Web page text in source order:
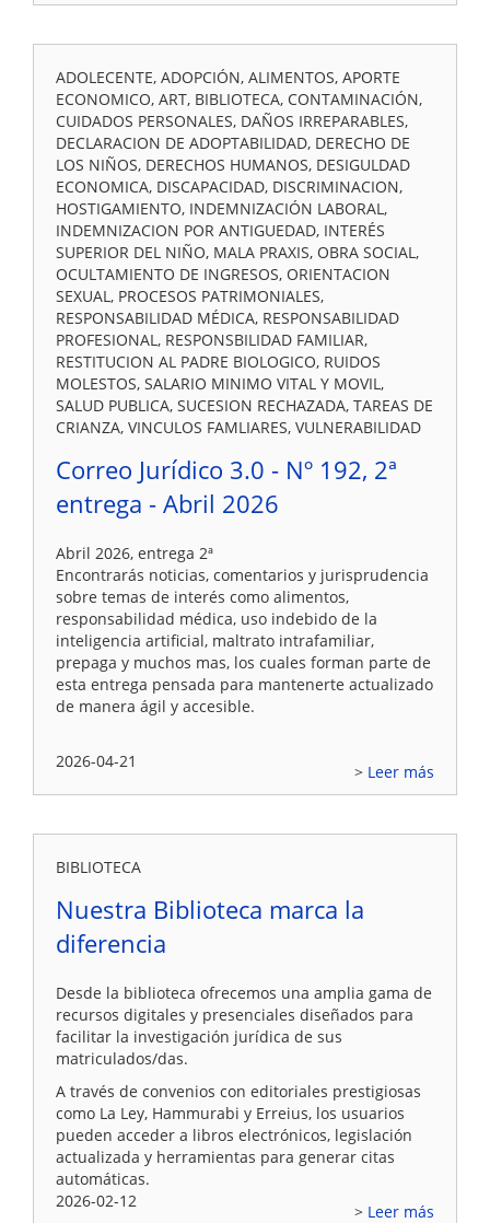
ADOLECENTE, ADOPCIÓN, ALIMENTOS, APORTE
ECONOMICO, ART, BIBLIOTECA, CONTAMINACIÓN,
CUIDADOS PERSONALES, DAÑOS IRREPARABLES,
DECLARACION DE ADOPTABILIDAD, DERECHO DE
LOS NIÑOS, DERECHOS HUMANOS, DESIGULDAD
ECONOMICA, DISCAPACIDAD, DISCRIMINACION,
HOSTIGAMIENTO, INDEMNIZACIÓN LABORAL,
INDEMNIZACION POR ANTIGUEDAD, INTERÉS
SUPERIOR DEL NIÑO, MALA PRAXIS, OBRA SOCIAL,
OCULTAMIENTO DE INGRESOS, ORIENTACION
SEXUAL, PROCESOS PATRIMONIALES,
RESPONSABILIDAD MÉDICA, RESPONSABILIDAD
PROFESIONAL, RESPONSBILIDAD FAMILIAR,
RESTITUCION AL PADRE BIOLOGICO, RUIDOS
MOLESTOS, SALARIO MINIMO VITAL Y MOVIL,
SALUD PUBLICA, SUCESION RECHAZADA, TAREAS DE
CRIANZA, VINCULOS FAMLIARES, VULNERABILIDAD
Correo Jurídico 3.0 - Nº 192, 2ª
entrega - Abril 2026
Abril 2026, entrega 2ª
Encontrarás noticias, comentarios y jurisprudencia
sobre temas de interés como alimentos,
responsabilidad médica, uso indebido de la
inteligencia artificial, maltrato intrafamiliar,
prepaga y muchos mas, los cuales forman parte de
esta entrega pensada para mantenerte actualizado
de manera ágil y accesible.
2026-04-21
Leer más
BIBLIOTECA
Nuestra Biblioteca marca la
diferencia
Desde la biblioteca ofrecemos una amplia gama de
recursos digitales y presenciales diseñados para
facilitar la investigación jurídica de sus
matriculados/das.
A través de convenios con editoriales prestigiosas
como La Ley, Hammurabi y Erreius, los usuarios
pueden acceder a libros electrónicos, legislación
actualizada y herramientas para generar citas
automáticas.
2026-02-12
Leer más